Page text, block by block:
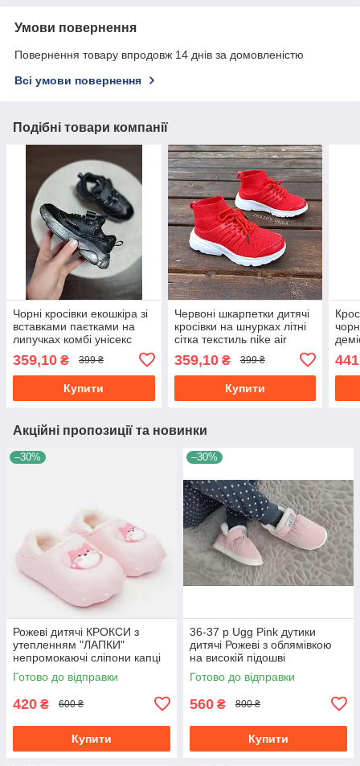
Умови повернення
Повернення товару впродовж 14 днів за домовленістю
Всі умови повернення
Подібні товари компанії
Чорні кросівки екошкіра зі
вставками паєтками на
липучках комбі унісекс
359,10 ₴ 399 ₴
Купити
Червоні шкарпетки дитячі
кросівки на шнурках літні
сітка текстиль nike air
presto дитячі літні кросівки
червоні
359,10₴ 399 ₴
Купити
441
Акційні пропозиції та новинки
–30%
Рожеві дитячі КРОКСИ з
утепленням "ЛАПКИ"
непромокаючі сліпони капці
для вулиці осінь зима
Готово до відправки
420 ₴ 600 ₴
Купити
–30%
36-37 р Ugg Pink дутики
дитячі Рожеві з облямівкою
на високій підошві
непромокальні зимові
Готово до відправки
560 ₴ 800 ₴
Купити